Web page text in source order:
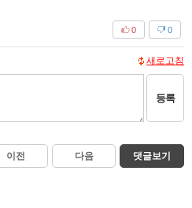
0
0
새로고침
등록
이전 다음 댓글보기